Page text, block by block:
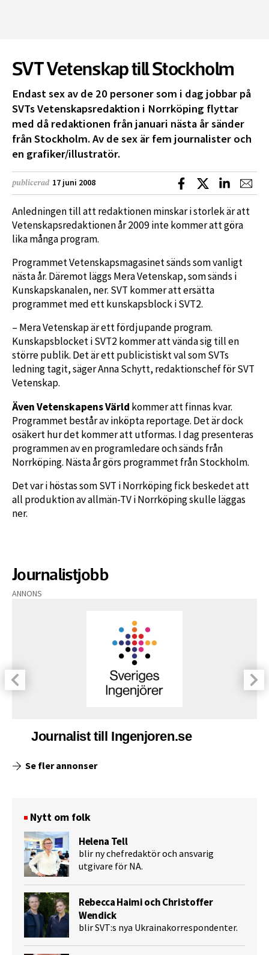
SVT Vetenskap till Stockholm
Endast sex av de 20 personer som i dag jobbar på
SVTs Vetenskapsredaktion i Norrköping flyttar
med då redaktionen från januari nästa år sänder
från Stockholm. Av de sex är fem journalister och
en grafiker/illustratör.
publicerad 17 juni 2008 Dela på Facebook
Dela på XDela på
Anledningen till att redaktionen minskar i storlek är att
Vetenskapsredaktionen år 2009 inte kommer att göra
lika många program.
Programmet Vetenskapsmagasinet sänds som vanligt
nästa år. Däremot läggs Mera Vetenskap, som sänds i
Kunskapskanalen, ner. SVT kommer att ersätta
programmet med ett kunskapsblock i SVT2.
– Mera Vetenskap är ett fördjupande program.
Kunskapsblocket i SVT2 kommer att vända sig till en
större publik. Det är ett publicistiskt val som SVTs
ledning tagit, säger Anna Schytt, redaktionschef för SVT
Vetenskap.
Även Vetenskapens Värld kommer att finnas kvar.
Programmet består av inköpta reportage. Det är dock
osäkert hur det kommer att utformas. I dag presenteras
programmen av en programledare och sänds från
Norrköping. Nästa år görs programmet från Stockholm.
Det var i höstas som SVT i Norrköping fick beskedet att
all produktion av allmän-TV i Norrköping skulle läggas
ner.
Journalistjobb
ANNONS
Journalist till Ingenjoren.se
Se fler annonser
Nytt om folk
Helena Tell
blir ny chefredaktör och ansvarig
utgivare för NA.
Rebecca Haimi och Christoffer
Wendick
blir SVT:s nya Ukrainakorrespondenter.